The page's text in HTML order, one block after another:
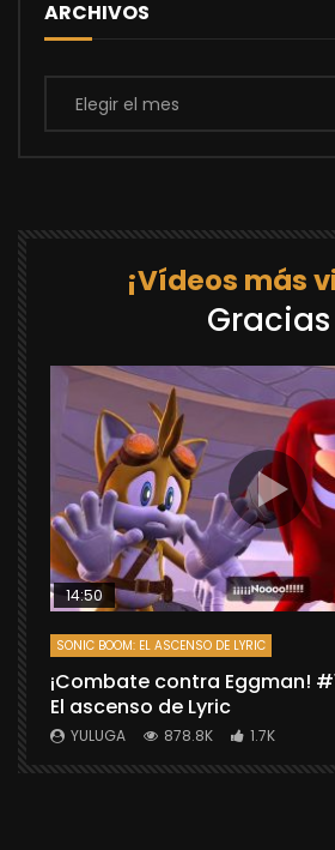
ARCHIVOS
Archivos
¡Vídeos más
Gracias
14:50
SONIC BOOM: EL ASCENSO DE LYRIC
¡Combate contra Eggman!
El ascenso de Lyric
YULUGA 878.8K 1.7K